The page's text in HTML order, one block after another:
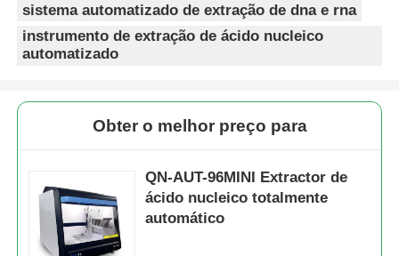
sistema automatizado de extração de dna e rna
instrumento de extração de ácido nucleico
automatizado
Obter o melhor preço para
QN-AUT-96MINI Extractor de
ácido nucleico totalmente
automático